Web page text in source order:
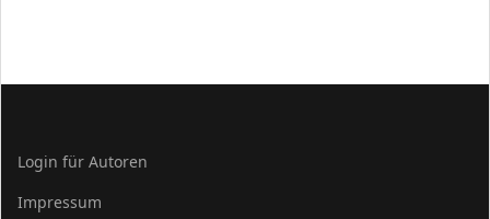
Login für Autoren
Impressum